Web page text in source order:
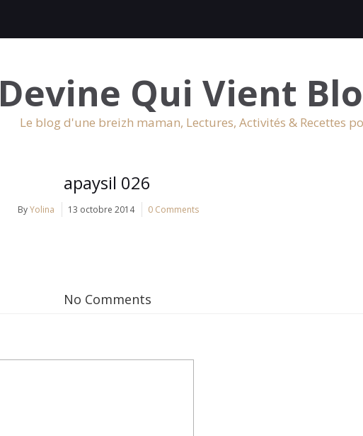
Devine Qui Vient
Le blog d'une breizh maman, Lectures, Activités & Recettes
apaysil 026
ByYolina 13 octobre 2014 0 Comments
No Comments